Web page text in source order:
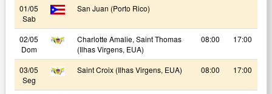
01/05
Sab
San Juan (Porto Rico)
02/05
Dom
Charlotte Amalie, Saint Thomas
(Ilhas Virgens, EUA)
08:00 17:00
03/05
Seg
Saint Croix (Ilhas Virgens, EUA) 08:00 17:00